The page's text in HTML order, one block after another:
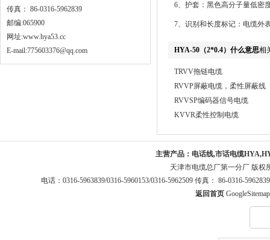
传真： 86-0316-5962839
邮编:065900
网址:www.hya53.cc
E-mail:775603376@qq.com
6、护套：黑色高分子量低密
7、识别和长度标记：电缆外
HYA-50（2*0.4）什么意思相
TRVV拖链电缆
RVVP屏蔽电缆，柔性屏蔽线
RVVSP编码器信号电缆
KVVR柔性控制电缆
主营产品： 电话线,市话电缆
天津市电缆总厂第一分厂 版权
电话：0316-5963839/0316-5960153/0316-5962509 传真： 86-0316-
返回首页 GoogleSitemap